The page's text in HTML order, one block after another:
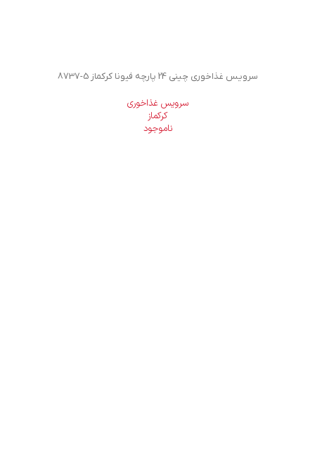
سرویس غذاخوری چینی 24 پارچه فیونا کرکماز 8737-5
سرویس غذاخوری
کرکماز
ناموجود